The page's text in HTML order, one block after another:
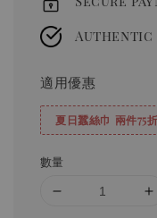
Authentic
適用優惠
夏日蠶絲巾 兩件75折
數量